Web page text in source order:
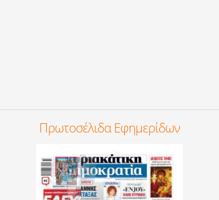
Πρωτοσέλιδα Εφημερίδων